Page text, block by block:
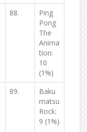
88.
Ping
Pong
The
Anima
tion:
10
(1%)
89.
Baku
matsu
Rock:
9 (1%)